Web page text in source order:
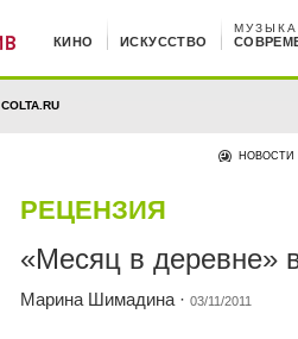
КИНО ИСКУССТВО
МУЗЫКА
COLTA.RU
НОВОСТИ
РЕЦЕНЗИЯ
«Месяц в деревне»
Марина Шимадина · 03/11/2011